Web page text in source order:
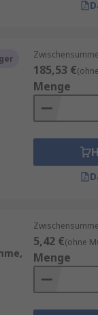
185,53 €
Menge
5,42 €(ohne
Menge